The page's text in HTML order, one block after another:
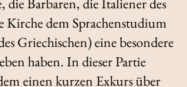
dem Sprachenstudium
Griechischen) eine besondere
haben. In dieser Partie
einen kurzen Exkurs über